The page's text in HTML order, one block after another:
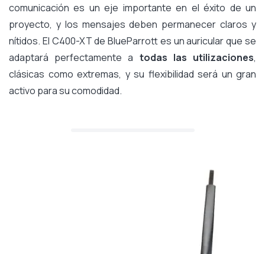
comunicación es un eje importante en el éxito de un
proyecto, y los mensajes deben permanecer claros y
nítidos. El C400-XT de BlueParrott es un auricular que se
adaptará perfectamente a todas las utilizaciones,
clásicas como extremas, y su flexibilidad será un gran
activo para su comodidad.